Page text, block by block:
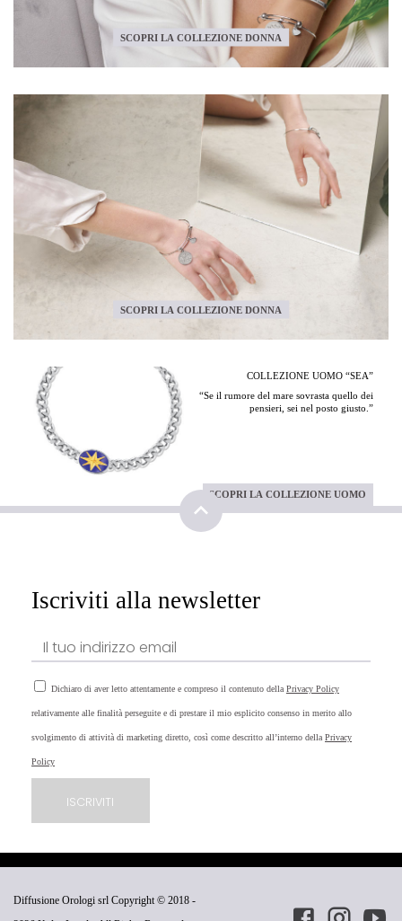
SCOPRI LA COLLEZIONE DONNA
SCOPRI LA COLLEZIONE DONNA
COLLEZIONE UOMO “SEA”
“Se il rumore del mare sovrasta quello dei
pensieri, sei nel posto giusto.”
SCOPRI LA COLLEZIONE UOMO
Iscriviti alla newsletter
Dichiaro di aver letto attentamente e compreso il contenuto della Privacy Policy
relativamente alle finalità perseguite e di prestare il mio esplicito consenso in merito allo
svolgimento di attività di marketing diretto, così come descritto all’interno della Privacy
Policy
Diffusione Orologi srl Copyright © 2018 -